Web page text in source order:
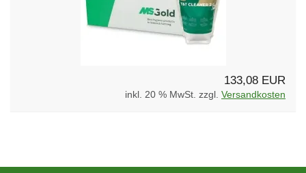
133,08 EUR
inkl. 20 % MwSt. zzgl. Versandkosten